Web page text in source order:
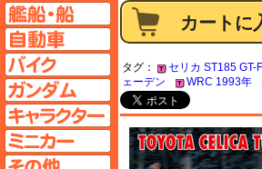
タグ：
セリカ ST185 GT-
ェーデン
WRC 1993年
艦船ページへ
自動車ページへ
バイクページへ
ガンダムページへ
キャラクターページへ
ミニカーページへ
その他ページへ